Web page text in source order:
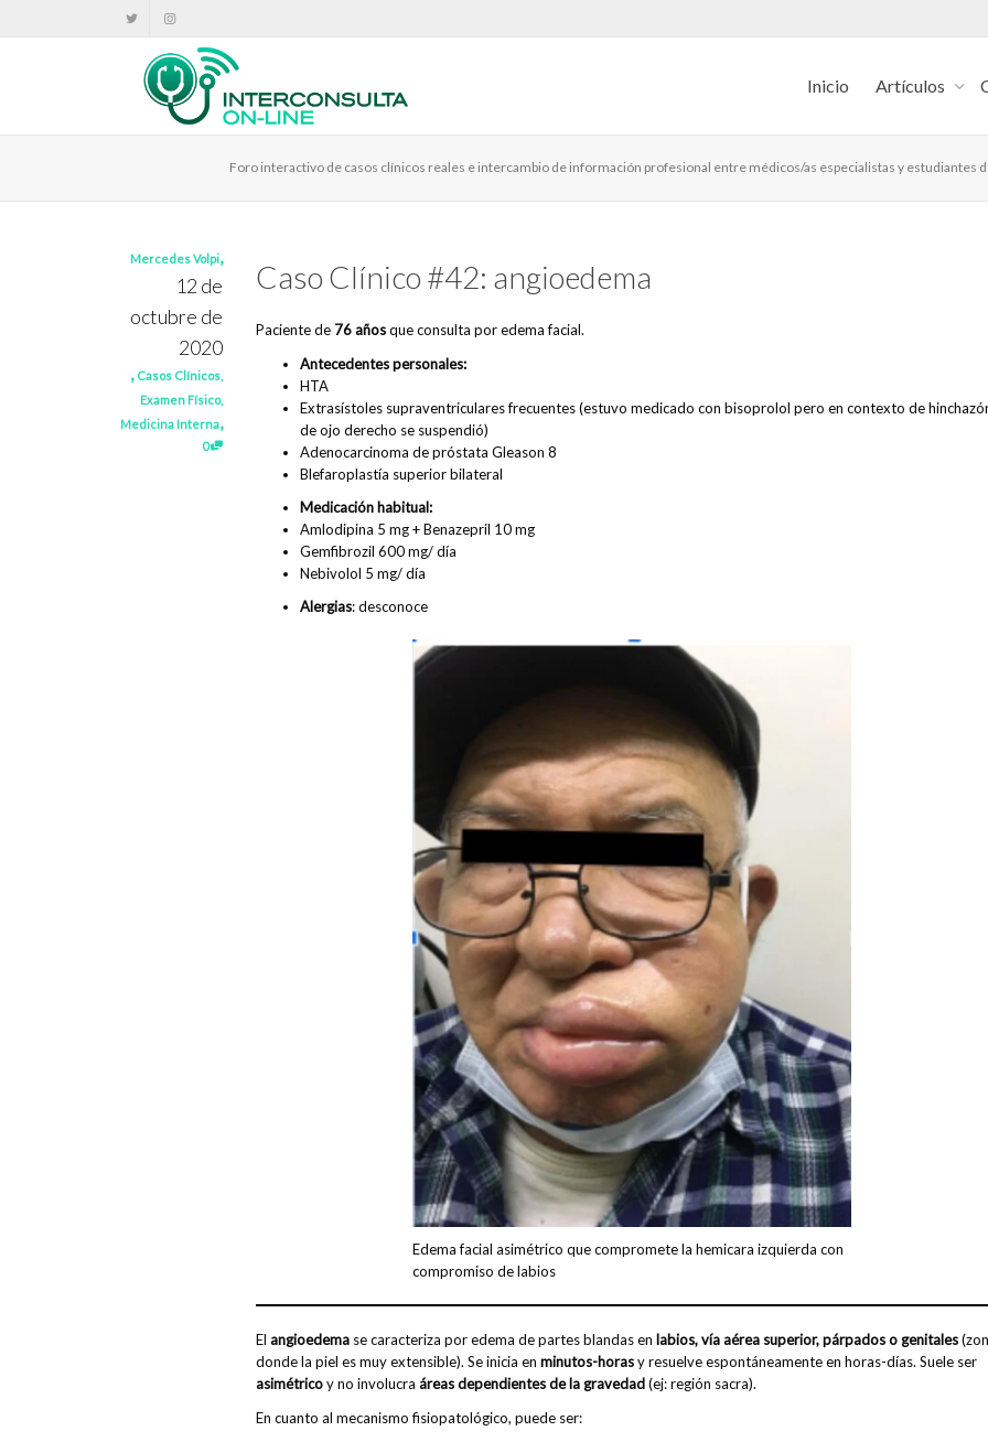
Inicio Artículos
Foro interactivo de casos clínicos reales e intercambio de información profesional entre médicos/as especialistas y estudiantes
Mercedes Volpi,
12 de
octubre de
2020
, Casos Clínicos,
Examen Físico,
Medicina Interna,
0
Caso Clínico #42: angioedema
Paciente de 76 añosque consulta por edema facial.
Antecedentes personales:
HTA
Extrasístoles supraventriculares frecuentes (estuvo medicado con bisoprolol pero en contexto de
de ojo derecho se suspendió)
Adenocarcinoma de próstata Gleason 8
Blefaroplastía superior bilateral
Medicación habitual:
Amlodipina 5 mg + Benazepril 10 mg
Gemfibrozil 600 mg/ día
Nebivolol 5 mg/ día
Alergias: desconoce
Edema facial asimétrico que compromete la hemicara izquierda con
compromiso de labios
El angioedema se caracteriza por edema de partes blandas en labios, vía aérea superior, párpados o genitales
donde la piel es muy extensible). Se inicia en minutos-horasy resuelve espontáneamente en horas-días. Suele ser
asimétricoy no involucra áreas dependientes de la gravedad(ej: región sacra).
En cuanto al mecanismo fisiopatológico, puede ser: